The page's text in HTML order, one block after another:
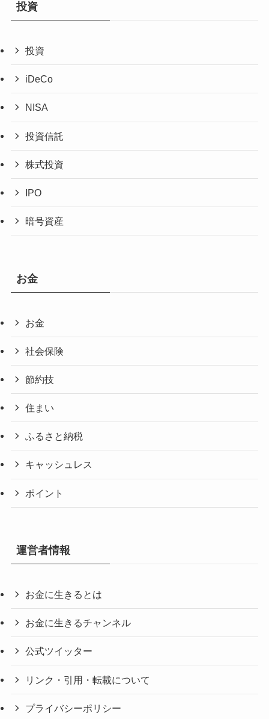
投資
投資
iDeCo
NISA
投資信託
株式投資
IPO
暗号資産
お金
お金
社会保険
節約技
住まい
ふるさと納税
キャッシュレス
ポイント
運営者情報
お金に生きるとは
お金に生きるチャンネル
公式ツイッター
リンク・引用・転載について
プライバシーポリシー